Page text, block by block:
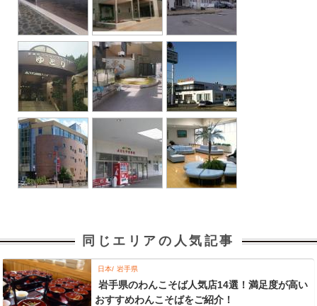
同じエリアの人気記事
日本 岩手県
岩手県のわんこそば人気店14選！満足度が高い
おすすめわんこそばをご紹介！